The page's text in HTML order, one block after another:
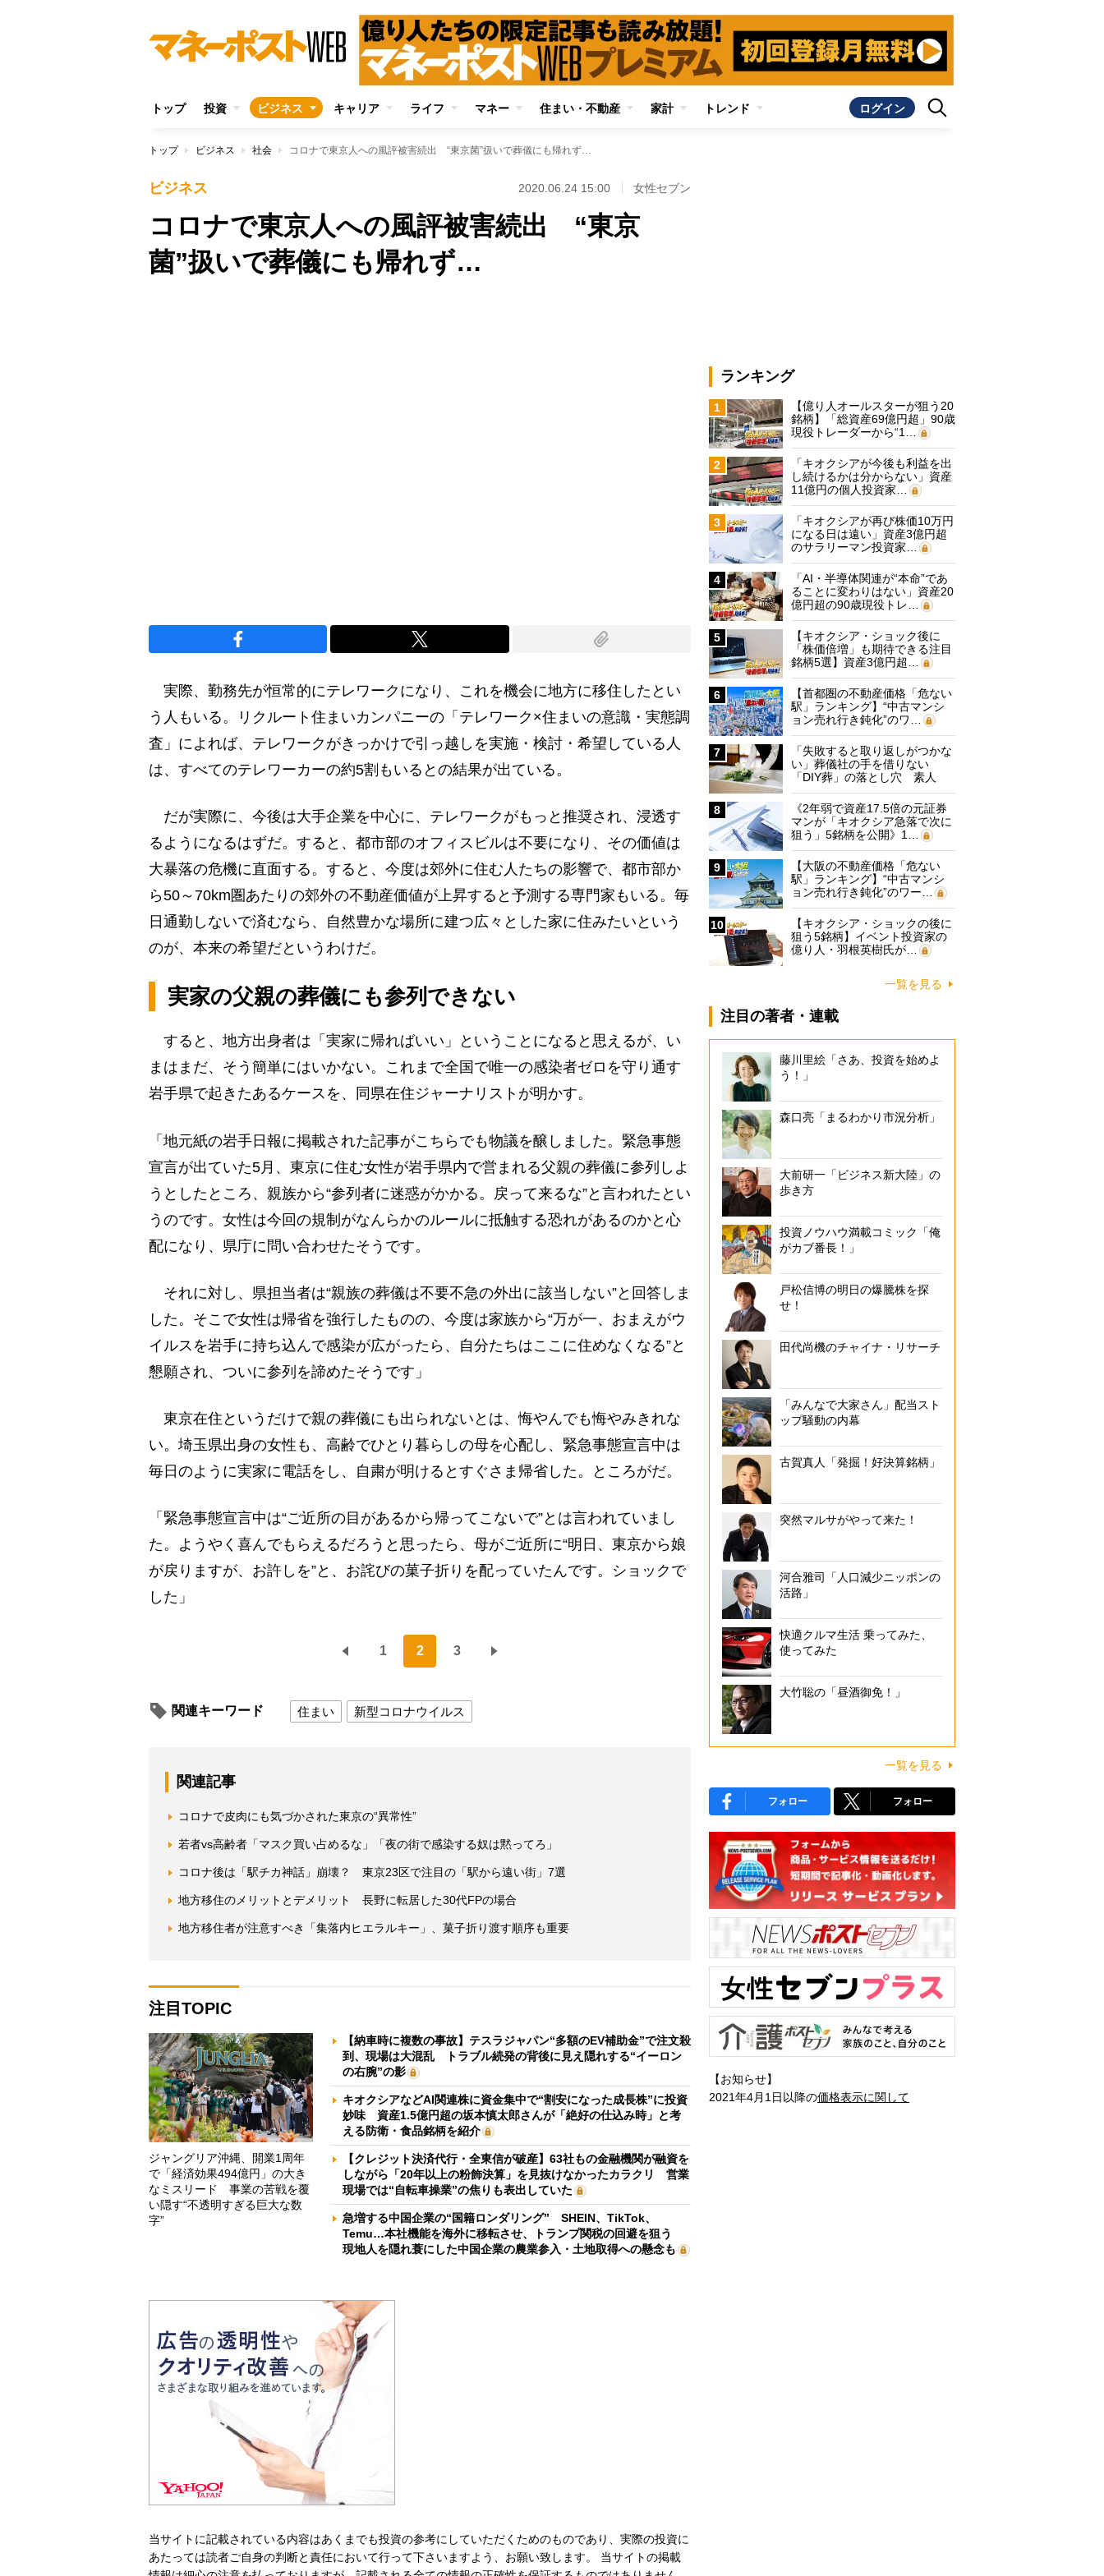
トップ 投資 ビジネス キャリア ライフ マネー 住まい・不動産 家計 トレンド ログイン
トップ ビジネス 社会 コロナで東京人への風評被害続出 “東京菌”扱いで葬儀にも帰れず…
ビジネス 2020.06.24 15:00 女性セブン
コロナで東京人への風評被害続出 “東京
菌”扱いで葬儀にも帰れず…
実際、勤務先が恒常的にテレワークになり、これを機会に地方に移住したとい
う人もいる。リクルート住まいカンパニーの「テレワーク×住まいの意識・実態調
査」によれば、テレワークがきっかけで引っ越しを実施・検討・希望している人
は、すべてのテレワーカーの約5割もいるとの結果が出ている。
だが実際に、今後は大手企業を中心に、テレワークがもっと推奨され、浸透す
るようになるはずだ。すると、都市部のオフィスビルは不要になり、その価値は
大暴落の危機に直面する。すると、今度は郊外に住む人たちの影響で、都市部か
ら50～70km圏あたりの郊外の不動産価値が上昇すると予測する専門家もいる。毎
日通勤しないで済むなら、自然豊かな場所に建つ広々とした家に住みたいという
のが、本来の希望だというわけだ。
実家の父親の葬儀にも参列できない
すると、地方出身者は「実家に帰ればいい」ということになると思えるが、い
まはまだ、そう簡単にはいかない。これまで全国で唯一の感染者ゼロを守り通す
岩手県で起きたあるケースを、同県在住ジャーナリストが明かす。
「地元紙の岩手日報に掲載された記事がこちらでも物議を醸しました。緊急事態
宣言が出ていた5月、東京に住む女性が岩手県内で営まれる父親の葬儀に参列しよ
うとしたところ、親族から“参列者に迷惑がかかる。戻って来るな”と言われたとい
うのです。女性は今回の規制がなんらかのルールに抵触する恐れがあるのかと心
配になり、県庁に問い合わせたそうです。
それに対し、県担当者は“親族の葬儀は不要不急の外出に該当しない”と回答しま
した。そこで女性は帰省を強行したものの、今度は家族から“万が一、おまえがウ
イルスを岩手に持ち込んで感染が広がったら、自分たちはここに住めなくなる”と
懇願され、ついに参列を諦めたそうです」
東京在住というだけで親の葬儀にも出られないとは、悔やんでも悔やみきれな
い。埼玉県出身の女性も、高齢でひとり暮らしの母を心配し、緊急事態宣言中は
毎日のように実家に電話をし、自粛が明けるとすぐさま帰省した。ところがだ。
「緊急事態宣言中は“ご近所の目があるから帰ってこないで”とは言われていまし
た。ようやく喜んでもらえるだろうと思ったら、母がご近所に“明日、東京から娘
が戻りますが、お許しを”と、お詫びの菓子折りを配っていたんです。ショックで
した」
1 2 3
関連キーワード 住まい 新型コロナウイルス
関連記事
コロナで皮肉にも気づかされた東京の“異常性”
若者vs高齢者「マスク買い占めるな」「夜の街で感染する奴は黙ってろ」
コロナ後は「駅チカ神話」崩壊？ 東京23区で注目の「駅から遠い街」7選
地方移住のメリットとデメリット 長野に転居した30代FPの場合
地方移住者が注意すべき「集落内ヒエラルキー」、菓子折り渡す順序も重要
注目TOPIC
ジャングリア沖縄、開業1周年
で「経済効果494億円」の大き
なミスリード 事業の苦戦を覆
い隠す“不透明すぎる巨大な数
字”
【納車時に複数の事故】テスラジャパン“多額のEV補助金”で注文殺
到、現場は大混乱 トラブル続発の背後に見え隠れする“イーロン
の右腕”の影
キオクシアなどAI関連株に資金集中で“割安になった成長株”に投資
妙味 資産1.5億円超の坂本慎太郎さんが「絶好の仕込み時」と考
える防衛・食品銘柄を紹介
【クレジット決済代行・全東信が破産】63社もの金融機関が融資を
しながら「20年以上の粉飾決算」を見抜けなかったカラクリ 営業
現場では“自転車操業”の焦りも表出していた
急増する中国企業の“国籍ロンダリング” SHEIN、TikTok、
Temu…本社機能を海外に移転させ、トランプ関税の回避を狙う
現地人を隠れ蓑にした中国企業の農業参入・土地取得への懸念も
当サイトに記載されている内容はあくまでも投資の参考にしていただくためのものであり、実際の投資に
あたっては読者ご自身の判断と責任において行って下さいますよう、お願い致します。 当サイトの掲載
ランキング
1
【億り人オールスターが狙う20
銘柄】「総資産69億円超」90歳
現役トレーダーから“1…
2
「キオクシアが今後も利益を出
し続けるかは分からない」資産
11億円の個人投資家…
3
「キオクシアが再び株価10万円
になる日は遠い」資産3億円超
のサラリーマン投資家…
4
「AI・半導体関連が“本命”であ
ることに変わりはない」資産20
億円超の90歳現役トレ…
5
【キオクシア・ショック後に
「株価倍増」も期待できる注目
銘柄5選】資産3億円超…
6
【首都圏の不動産価格「危ない
駅」ランキング】“中古マンシ
ョン売れ行き鈍化”のワ…
7
「失敗すると取り返しがつかな
い」葬儀社の手を借りない
「DIY葬」の落とし穴 素人
に…
8
《2年弱で資産17.5倍の元証券
マンが「キオクシア急落で次に
狙う」5銘柄を公開》1…
9
【大阪の不動産価格「危ない
駅」ランキング】“中古マンシ
ョン売れ行き鈍化”のワー…
10
【キオクシア・ショックの後に
狙う5銘柄】イベント投資家の
億り人・羽根英樹氏が…
一覧を見る
注目の著者・連載
藤川里絵「さあ、投資を始めよ
う！」
森口亮「まるわかり市況分析」
大前研一「ビジネス新大陸」の
歩き方
投資ノウハウ満載コミック「俺
がカブ番長！」
戸松信博の明日の爆騰株を探
せ！
田代尚機のチャイナ・リサーチ
「みんなで大家さん」配当スト
ップ騒動の内幕
古賀真人「発掘！好決算銘柄」
突然マルサがやって来た！
河合雅司「人口減少ニッポンの
活路」
快適クルマ生活 乗ってみた、
使ってみた
大竹聡の「昼酒御免！」
一覧を見る
フォロー フォロー
【お知らせ】
2021年4月1日以降の価格表示に関して